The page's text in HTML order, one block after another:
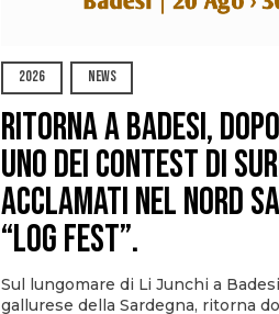
2026 NEWS
Ritorna a Badesi,
uno dei contest di
acclamati nel nord
“Log Fest”.
Sul lungomare di Li Junchi a
gallurese della Sardegna, ritorna